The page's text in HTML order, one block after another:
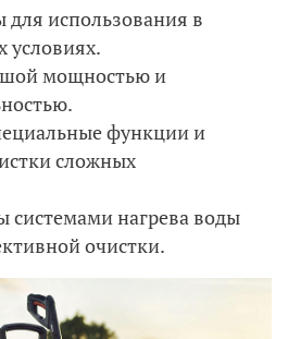
использования в
мощностью и
функции и
сложных
системами нагрева воды
очистки.